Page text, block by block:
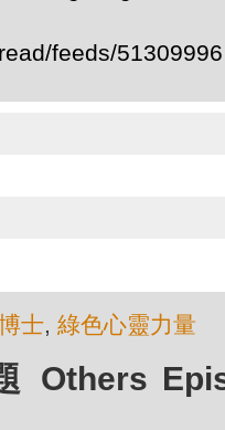
feeds/51309996
士, 綠色心靈力量
Others